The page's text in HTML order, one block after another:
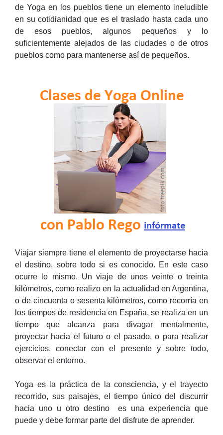
de Yoga en los pueblos tiene un elemento ineludible
en su cotidianidad que es el traslado hasta cada uno
de esos pueblos, algunos pequeños y lo
suficientemente alejados de las ciudades o de otros
pueblos como para mantenerse así de pequeños.
Viajar siempre tiene el elemento de proyectarse hacia
el destino, sobre todo si es conocido. En este caso
ocurre lo mismo. Un viaje de unos veinte o treinta
kilómetros, como realizo en la actualidad en Argentina,
o de cincuenta o sesenta kilómetros, como recorría en
los tiempos de residencia en España, se realiza en un
tiempo que alcanza para divagar mentalmente,
proyectar hacia el futuro o el pasado, o para realizar
ejercicios, conectar con el presente y sobre todo,
observar el entorno.
Yoga es la práctica de la consciencia, y el trayecto
recorrido, sus paisajes, el tiempo único del discurrir
hacia uno u otro destino es una experiencia que
puede y debe formar parte del disfrute de aprender.